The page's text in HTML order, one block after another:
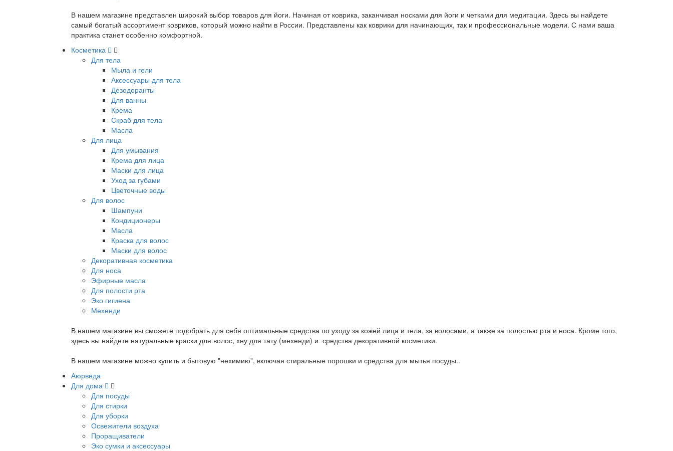
В нашем магазине представлен широкий выбор товаров для йоги. Начиная от коврика, заканчивая носками для йоги и четками для медитации. Здесь вы найдете
самый богатый ассортимент ковриков, который можно найти в России. Представлены как коврики для начинающих, так и профессиональные модели. С нами ваша
практика станет особенно комфортной.
Косметика
Для тела
Мыла и гели
Аксессуары для тела
Дезодоранты
Для ванны
Крема
Скраб для тела
Масла
Для лица
Для умывания
Крема для лица
Маски для лица
Уход за губами
Цветочные воды
Для волос
Шампуни
Кондиционеры
Масла
Краска для волос
Маски для волос
Декоративная косметика
Для носа
Эфирные масла
Для полости рта
Эко гигиена
Мехенди
В нашем магазине вы сможете подобрать для себя оптимальные средства по уходу за кожей лица и тела, за волосами, а также за полостью рта и носа. Кроме того,
здесь вы найдете натуральные краски для волос, хну для тату (мехенди) и средства декоративной косметики.
В нашем магазине можно купить и бытовую "нехимию", включая стиральные порошки и средства для мытья посуды..
Аюрведа
Для дома
Для посуды
Для стирки
Для уборки
Освежители воздуха
Проращиватели
Эко сумки и аксессуары